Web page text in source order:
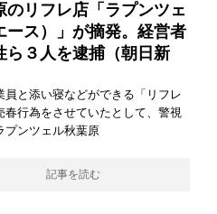
のリフレ店「ラプンツェ
ース）」が摘発。経営者
ら３人を逮捕（朝日新
員と添い寝などができる「リフレ
春行為をさせていたとして、警視
プンツェル秋葉原
記事を読む